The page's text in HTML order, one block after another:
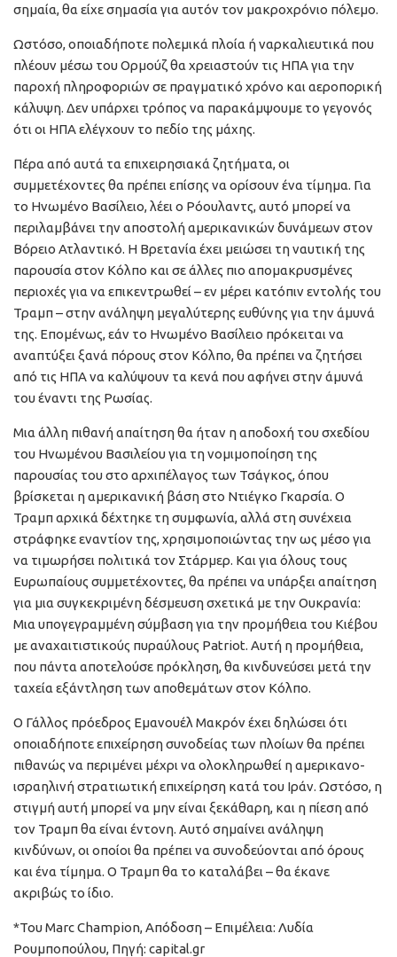
σημαία, θα είχε σημασία για αυτόν τον μακροχρόνιο πόλεμο.
Ωστόσο, οποιαδήποτε πολεμικά πλοία ή ναρκαλιευτικά που
πλέουν μέσω του Ορμούζ θα χρειαστούν τις ΗΠΑ για την
παροχή πληροφοριών σε πραγματικό χρόνο και αεροπορική
κάλυψη. Δεν υπάρχει τρόπος να παρακάμψουμε το γεγονός
ότι οι ΗΠΑ ελέγχουν το πεδίο της μάχης.
Πέρα από αυτά τα επιχειρησιακά ζητήματα, οι
συμμετέχοντες θα πρέπει επίσης να ορίσουν ένα τίμημα. Για
το Ηνωμένο Βασίλειο, λέει ο Ρόουλαντς, αυτό μπορεί να
περιλαμβάνει την αποστολή αμερικανικών δυνάμεων στον
Βόρειο Ατλαντικό. Η Βρετανία έχει μειώσει τη ναυτική της
παρουσία στον Κόλπο και σε άλλες πιο απομακρυσμένες
περιοχές για να επικεντρωθεί – εν μέρει κατόπιν εντολής του
Τραμπ – στην ανάληψη μεγαλύτερης ευθύνης για την άμυνά
της. Επομένως, εάν το Ηνωμένο Βασίλειο πρόκειται να
αναπτύξει ξανά πόρους στον Κόλπο, θα πρέπει να ζητήσει
από τις ΗΠΑ να καλύψουν τα κενά που αφήνει στην άμυνά
του έναντι της Ρωσίας.
Μια άλλη πιθανή απαίτηση θα ήταν η αποδοχή του σχεδίου
του Ηνωμένου Βασιλείου για τη νομιμοποίηση της
παρουσίας του στο αρχιπέλαγος των Τσάγκος, όπου
βρίσκεται η αμερικανική βάση στο Ντιέγκο Γκαρσία. Ο
Τραμπ αρχικά δέχτηκε τη συμφωνία, αλλά στη συνέχεια
στράφηκε εναντίον της, χρησιμοποιώντας την ως μέσο για
να τιμωρήσει πολιτικά τον Στάρμερ. Και για όλους τους
Ευρωπαίους συμμετέχοντες, θα πρέπει να υπάρξει απαίτηση
για μια συγκεκριμένη δέσμευση σχετικά με την Ουκρανία:
Μια υπογεγραμμένη σύμβαση για την προμήθεια του Κιέβου
με αναχαιτιστικούς πυραύλους Patriot. Αυτή η προμήθεια,
που πάντα αποτελούσε πρόκληση, θα κινδυνεύσει μετά την
ταχεία εξάντληση των αποθεμάτων στον Κόλπο.
Ο Γάλλος πρόεδρος Εμανουέλ Μακρόν έχει δηλώσει ότι
οποιαδήποτε επιχείρηση συνοδείας των πλοίων θα πρέπει
πιθανώς να περιμένει μέχρι να ολοκληρωθεί η αμερικανο-
ισραηλινή στρατιωτική επιχείρηση κατά του Ιράν. Ωστόσο, η
στιγμή αυτή μπορεί να μην είναι ξεκάθαρη, και η πίεση από
τον Τραμπ θα είναι έντονη. Αυτό σημαίνει ανάληψη
κινδύνων, οι οποίοι θα πρέπει να συνοδεύονται από όρους
και ένα τίμημα. Ο Τραμπ θα το καταλάβει – θα έκανε
ακριβώς το ίδιο.
*Του Marc Champion, Απόδοση – Επιμέλεια: Λυδία
Ρουμποπούλου, Πηγή: capital.gr